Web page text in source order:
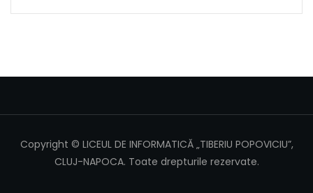
Copyright © LICEUL DE INFORMATICĂ „TIBERIU POPOVICIU”,
CLUJ-NAPOCA. Toate drepturile rezervate.